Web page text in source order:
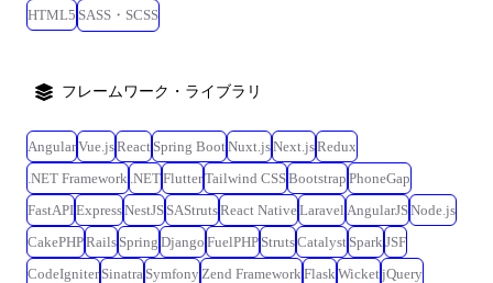
内の複数プロジェクトにて当社メンバーの稼働実績があり、就業先の雰
囲気は良好。 <某製造業企業様の営業部門での業務効率化支援(業務効率
ExcelVBA ■工程:要件定義、設計、開発、テスト、運用保守 ┗既に当社
のメンバーがチームとして2名参画中(増員) └基本的に出社対応となるが
事情があればリモート勤務が相談可能。 ■特徴:手作業だった各種フロー
をkintoneを中心とした管理へ移行し、成功事例を基に全国への取り組み
を拡大していく。 ┗メインツールはkintoneとなるがPowerAutomateや
ExcelVBAも併用しており、複数ツールの経験を積む事ができる、且つ、
kintoneはカスタマイズ開発も行うためJavaScript等のコーディング知見を
活かすことが可能。
HTML5 SASS・SCSS
フレームワーク・ライブラリ
AngularVue.jsReact Spring BootNuxt.jsNext.jsRedux
.NET Framework .NETFlutterTailwind CSSBootstrap PhoneGap
FastAPIExpressNestJS SAStrutsReact NativeLaravel AngularJSNode.js
CakePHPRails Spring Django FuelPHP StrutsCatalyst Spark JSF
CodeIgniter Sinatra Symfony Zend Framework Flask WicketjQuery